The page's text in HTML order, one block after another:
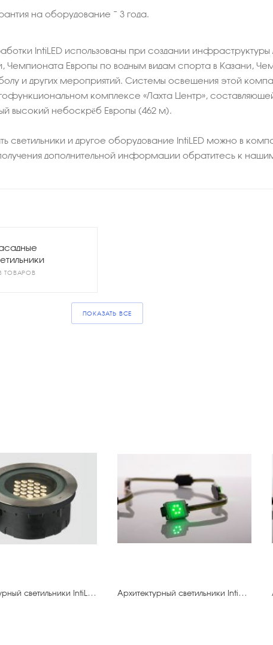
на оборудование − 3 года.
IntiLED использованы при создании инфраструктуры
Чемпионата Европы по водным видам спорта в Казани,
и других мероприятий. Системы освещения этой
комплексе «Лахта Центр», составляющей
высокий небоскрёб Европы (462 м).
светильники и другое оборудование IntiLED можно в
дополнительной информации обратитесь к
ТОВАРОВ
ПОКАЗАТЬ ВСЕ
Архитектурный светильники IntiLED IRG24-1W50-XXH Архитектурный светильники IntiDOT-10.500 IMF6-0,3FC-120CL24